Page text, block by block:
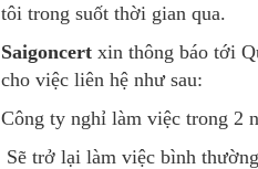
tôi trong suốt thời gian qua.
Saigoncert xin thông báo tới
cho việc liên hệ như sau:
Công ty nghỉ làm việc trong 2
Sẽ trở lại làm việc bình